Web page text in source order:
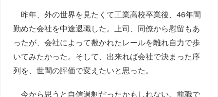
昨年、外の世界を見たくて工業高校卒業後、46年間
勤めた会社を中途退職した。上司、同僚から慰留もあ
ったが、会社によって敷かれたレールを離れ自力で歩
いてみたかった。そして、出来れば会社で決まった序
列を、世間の評価で変えたいと思った。
今から思うと自信過剰だったかもしれない。前職で